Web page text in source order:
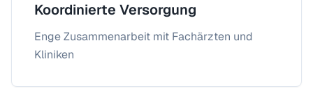
Koordinierte Versorgung
Enge Zusammenarbeit mit Fachärzten und
Kliniken